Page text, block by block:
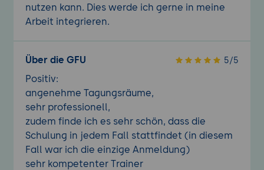
Leseseiten von Formularen
Antwortformulare
Formulare verwalten und veröffentlichen
eines Formulars
Formulare bereitstellen und versenden
Formulare in Bibliotheken veröffentlichen
Das Standardformular eines Ordners
ändern
Formulare verwalten und öffnen
nutzen kann. Dies werde ich gerne in meine
Arbeit integrieren.
Über die GFU 5/5
Positiv:
angenehme Tagungsräume,
sehr professionell,
zudem finde ich es sehr schön, dass die
Schulung in jedem Fall stattfindet (in diesem
Fall war ich die einzige Anmeldung)
sehr kompetenter Trainer